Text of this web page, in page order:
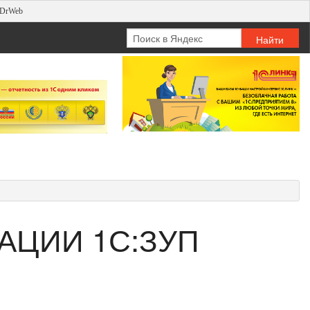
1С:ЗУП